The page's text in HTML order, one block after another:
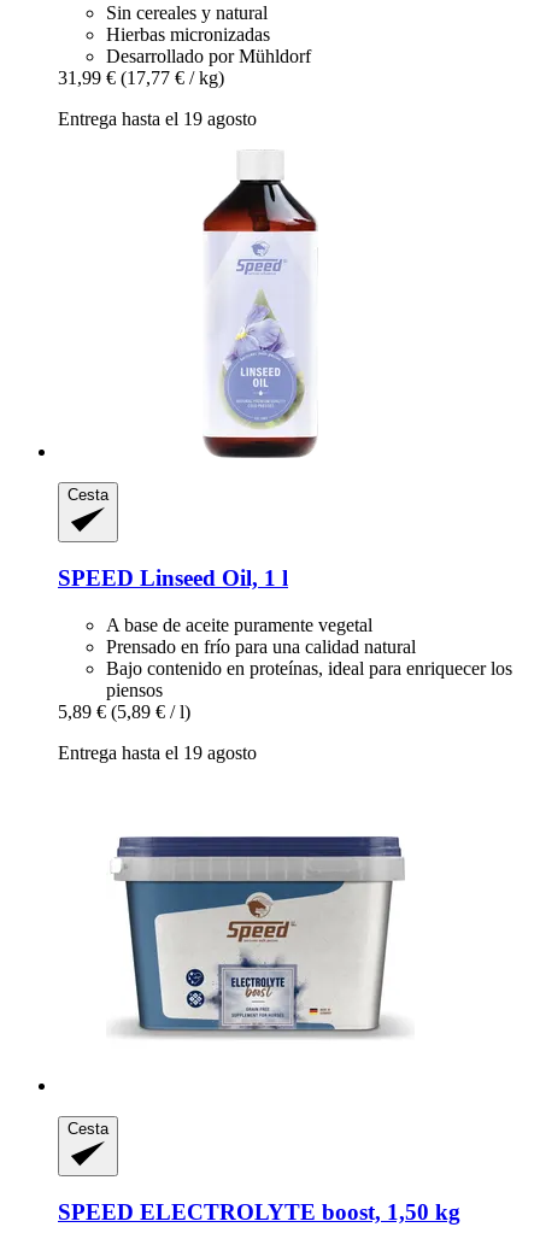
Sin cereales y natural
Hierbas micronizadas
Desarrollado por Mühldorf
31,99 € (17,77 € / kg)
Entrega hasta el 19 agosto
Cesta
SPEED Linseed Oil, 1 l
A base de aceite puramente vegetal
Prensado en frío para una calidad natural
Bajo contenido en proteínas, ideal para enriquecer los
piensos
5,89 € (5,89 € / l)
Entrega hasta el 19 agosto
Cesta
SPEED ELECTROLYTE boost, 1,50 kg